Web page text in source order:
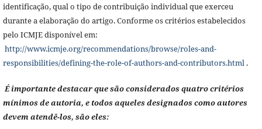
identificação, qual o tipo de contribuição individual que exerceu
durante a elaboração do artigo. Conforme os critérios estabelecidos
pelo ICMJE disponível em:
http://www.icmje.org/recommendations/browse/roles-and-
responsibilities/defining-the-role-of-authors-and-contributors.html.
É importante destacar que são considerados quatro critérios
mínimos de autoria, e todos aqueles designados como autores
devem atendê-los, são eles: